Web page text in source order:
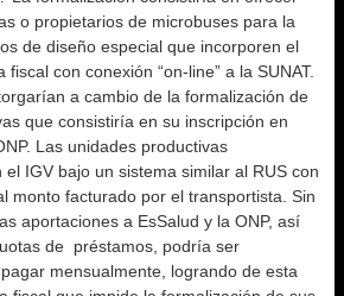
o propietarios de microbuses para la
de diseño especial que incorporen el
con conexión “on-line” a la SUNAT.
a cambio de la formalización de
que consistiría en su inscripción en
Las unidades productivas
IGV bajo un sistema similar al RUS con
monto facturado por el transportista. Sin
aportaciones a EsSalud y la ONP, así
de préstamos, podría ser
mensualmente, logrando de esta